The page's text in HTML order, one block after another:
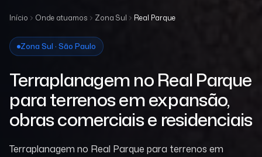
Início Onde atuamos Zona Sul Real Parque
Zona Sul · São Paulo
Terraplanagem no Real Parque
para terrenos em expansão,
obras comerciais e residenciais
Terraplanagem no Real Parque para terrenos em